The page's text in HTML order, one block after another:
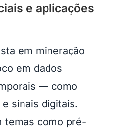
e aplicações
em mineração
em dados
— como
sinais digitais.
temas como pré-